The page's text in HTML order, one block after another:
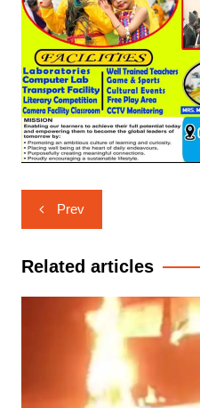
Post
navigation
Prev
Related articles